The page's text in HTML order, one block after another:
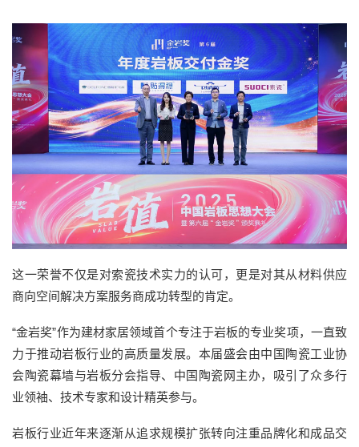
这一荣誉不仅是对索瓷技术实力的认可，更是对其从材料供应
商向空间解决方案服务商成功转型的肯定。
“金岩奖”作为建材家居领域首个专注于岩板的专业奖项，一直致
力于推动岩板行业的高质量发展。本届盛会由中国陶瓷工业协
会陶瓷幕墙与岩板分会指导、中国陶瓷网主办，吸引了众多行
业领袖、技术专家和设计精英参与。
岩板行业近年来逐渐从追求规模扩张转向注重品牌化和成品交